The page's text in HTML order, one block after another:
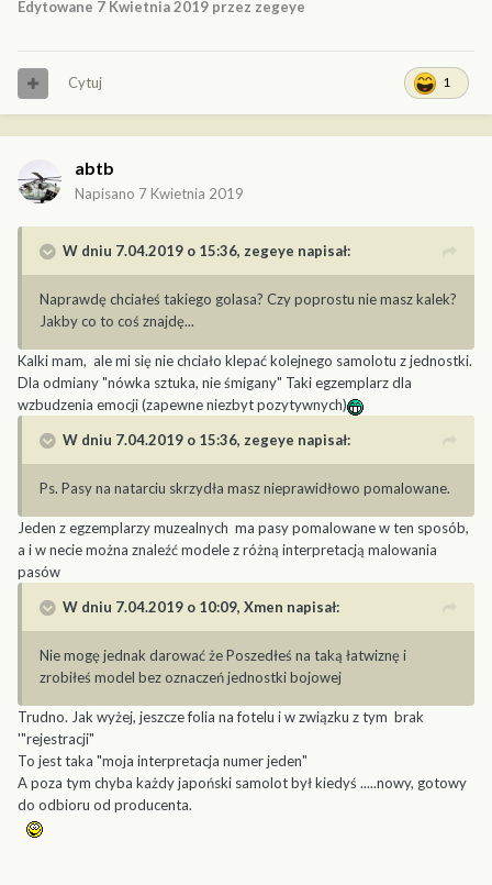
Edytowane 7 Kwietnia 2019 przez zegeye
1
Cytuj
abtb
Napisano 7 Kwietnia 2019
W dniu 7.04.2019 o 15:36, zegeye napisał:
Naprawdę chciałeś takiego golasa? Czy poprostu nie masz kalek?
Jakby co to coś znajdę...
Kalki mam, ale mi się nie chciało klepać kolejnego samolotu z jednostki.
Dla odmiany "nówka sztuka, nie śmigany" Taki egzemplarz dla
wzbudzenia emocji (zapewne niezbyt pozytywnych)
W dniu 7.04.2019 o 15:36, zegeye napisał:
Ps. Pasy na natarciu skrzydła masz nieprawidłowo pomalowane.
Jeden z egzemplarzy muzealnych ma pasy pomalowane w ten sposób,
a i w necie można znaleźć modele z różną interpretacją malowania
pasów
W dniu 7.04.2019 o 10:09, Xmen napisał:
Nie mogę jednak darować że Poszedłeś na taką łatwiznę i
zrobiłeś model bez oznaczeń jednostki bojowej
Trudno. Jak wyżej, jeszcze folia na fotelu i w związku z tym brak
'"rejestracji"
To jest taka "moja interpretacja numer jeden"
A poza tym chyba każdy japoński samolot był kiedyś .....nowy, gotowy
do odbioru od producenta.